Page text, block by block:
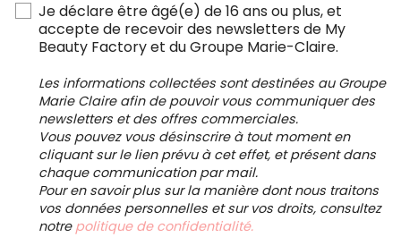
Je déclare être âgé(e) de 16 ans ou plus, et
accepte de recevoir des newsletters de My
Beauty Factory et du Groupe Marie-Claire.
Les informations collectées sont destinées au Groupe
Marie Claire afin de pouvoir vous communiquer des
newsletters et des offres commerciales.
Vous pouvez vous désinscrire à tout moment en
cliquant sur le lien prévu à cet effet, et présent dans
chaque communication par mail.
Pour en savoir plus sur la manière dont nous traitons
vos données personnelles et sur vos droits, consultez
notre politique de confidentialité.